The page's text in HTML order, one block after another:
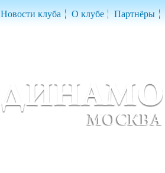
Новости клуба О клубе Партнёры